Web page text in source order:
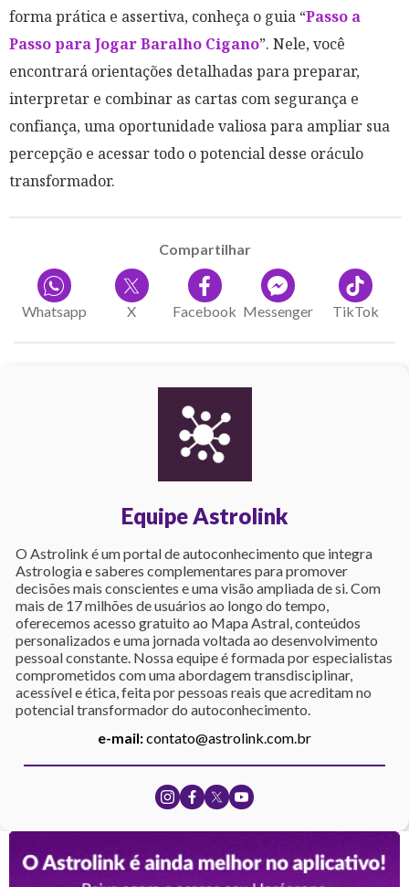
forma prática e assertiva, conheça o guia “Passo a
Passo para Jogar Baralho Cigano”. Nele, você
encontrará orientações detalhadas para preparar,
interpretar e combinar as cartas com segurança e
confiança, uma oportunidade valiosa para ampliar sua
percepção e acessar todo o potencial desse oráculo
transformador.
Compartilhar
Whatsapp X Facebook Messenger TikTok
Equipe Astrolink
O Astrolink é um portal de autoconhecimento que integra
Astrologia e saberes complementares para promover
decisões mais conscientes e uma visão ampliada de si. Com
mais de 17 milhões de usuários ao longo do tempo,
oferecemos acesso gratuito ao Mapa Astral, conteúdos
personalizados e uma jornada voltada ao desenvolvimento
pessoal constante. Nossa equipe é formada por especialistas
comprometidos com uma abordagem transdisciplinar,
acessível e ética, feita por pessoas reais que acreditam no
potencial transformador do autoconhecimento.
e-mail:contato@astrolink.com.br